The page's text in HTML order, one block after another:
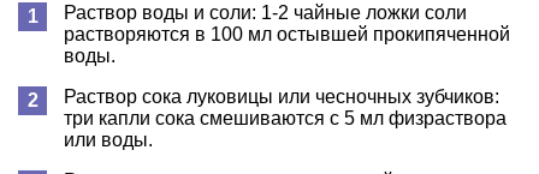
Раствор воды и соли: 1-2 чайные ложки соли
растворяются в 100 мл остывшей прокипяченной
воды.
Раствор сока луковицы или чесночных зубчиков:
три капли сока смешиваются с 5 мл физраствора
или воды.